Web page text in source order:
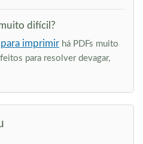
difícil?
imprimir há PDFs muito
para resolver devagar,